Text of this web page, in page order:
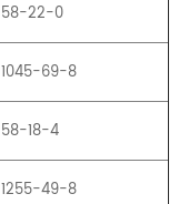
58-22-0
1045-69-8
58-18-4
1255-49-8